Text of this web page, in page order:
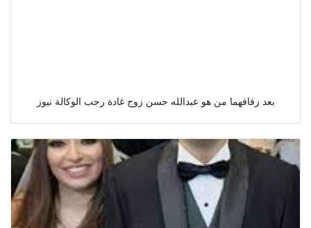
بعد زفافهما من هو عبدالله حسن زوج غادة رجب الوكالة نيوز